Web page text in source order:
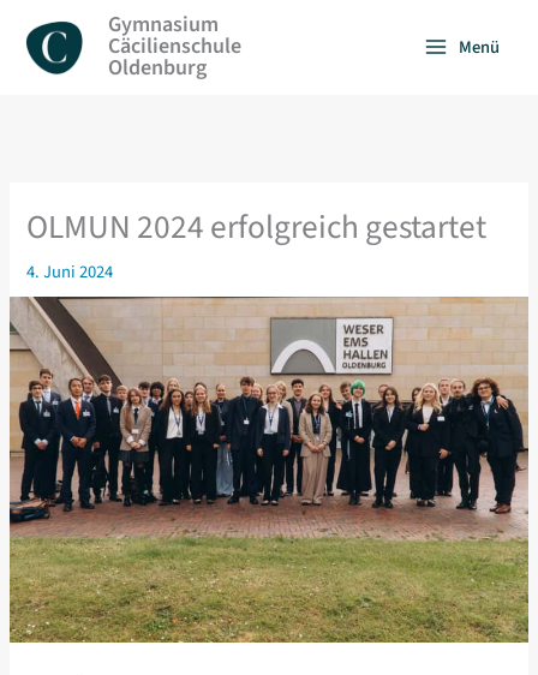
Inhalt
springen
Gymnasium
Cäcilienschule
Oldenburg
Menü
OLMUN 2024 erfolgreich gestartet
4. Juni 2024